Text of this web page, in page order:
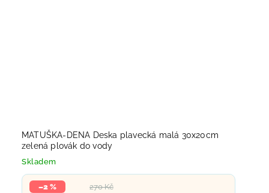
MATUŠKA-DENA Deska plavecká malá 30x20cm
zelená plovák do vody
Skladem
270 Kč
–2 %